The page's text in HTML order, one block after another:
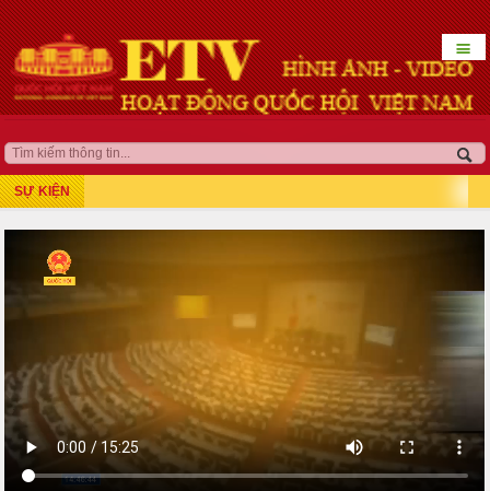
QUỐC HỘI KHÓA XV
Kỳ họp bất thường lần thứ 5
Kỳ họp thứ 10
Kỳ họp thứ 9
Kỳ họp bất thường lần thứ 9
☰
SỰ KIỆN